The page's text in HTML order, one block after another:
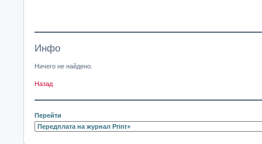
Инфо
Ничего не найдено.
Назад
Перейти